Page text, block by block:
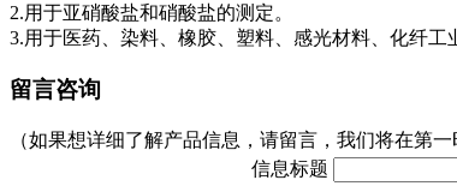
2.用于亚硝酸盐和硝酸盐的测定。
3.用于医药、染料、橡胶、塑料、感光材料、化纤工
留言咨询
（如果想详细了解产品信息，请留言，我们将在第一
信息标题